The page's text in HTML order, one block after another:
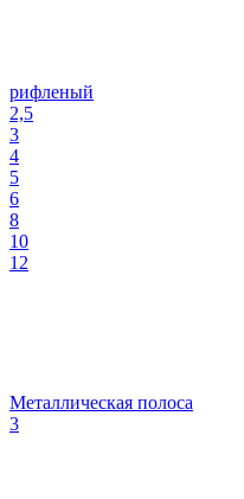
рифленый
2,5
3
4
5
6
8
10
12
Металлическая полоса
3